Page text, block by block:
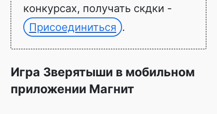
конкурсах, получать скдки -
Присоединиться .
Игра Зверятыши в мобильном
приложении Магнит